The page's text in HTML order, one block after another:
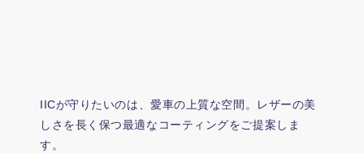
IICが守りたいのは、愛車の上質な空間。レザーの美
しさを長く保つ最適なコーティングをご提案しま
す。